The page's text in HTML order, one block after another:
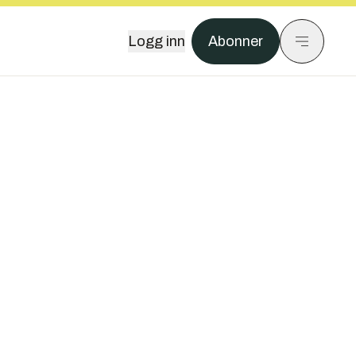
Logg inn Abonner